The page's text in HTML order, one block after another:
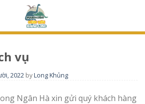
vụ
2022 byLong Khủng
Ngân Hà xin gửi quý khách hàng